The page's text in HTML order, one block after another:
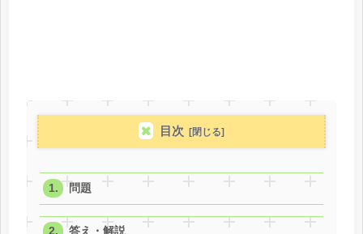
目次
問題
答え・解説